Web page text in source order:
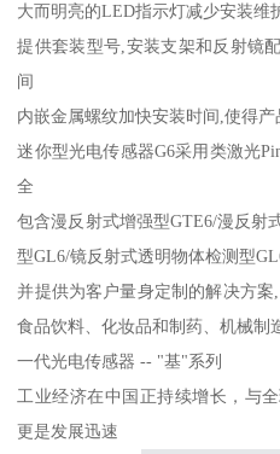
大而明亮的LED指示灯减少安装维
提供套装型号,安装支架和反射镜
间
内嵌金属螺纹加快安装时间,使得
迷你型光电传感器G6采用类激光
全
包含漫反射式增强型GTE6/漫反射
型GL6/镜反射式透明物体检测型
并提供为客户量身定制的解决方案
食品饮料、化妆品和制药、机械制
一代光电传感器 -- "基"系列
工业经济在中国正持续增长，与
更是发展迅速